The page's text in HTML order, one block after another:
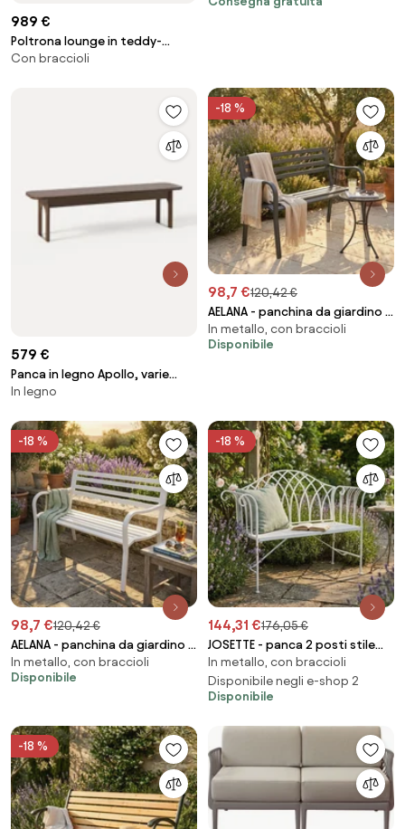
989 €
Poltrona lounge in teddy-
bouclé Alba
Con braccioli
579 €
Panca in legno Apollo, varie
misure
In legno
-18 %
98,7 €120,42 €
AELANA - panchina da giardino 2
posti in ferro
In metallo, con braccioli
Disponibile
-18 %
98,7 €120,42 €
AELANA - panchina da giardino 2
posti in ferro
In metallo, con braccioli
Disponibile
-18 %
144,31 €176,05 €
JOSETTE - panca 2 posti stile
provenzale in ferro verniciato
In metallo, con braccioli
Disponibile negli e-shop 2
Disponibile
-18 %